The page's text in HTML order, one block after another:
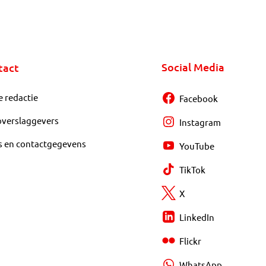
redactie
en contactgegevens
Social Media
Facebook
Instagram
YouTube
TikTok
X
LinkedIn
Flickr